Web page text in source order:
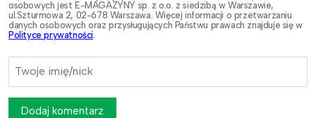
osobowych jest E-MAGAZYNY sp. z o.o. z siedzibą w Warszawie,
ul.Szturmowa 2, 02-678 Warszawa. Więcej informacji o przetwarzaniu
danych osobowych oraz przysługujących Państwu prawach znajduje się w
Polityce prywatności
Dodaj komentarz